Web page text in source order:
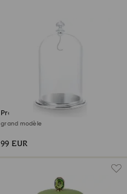
Présentoir Cloche de verre
grand modèle
99 EUR